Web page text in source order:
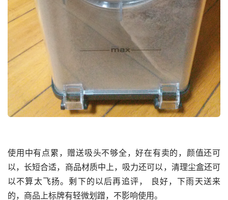
使用中有点累，赠送吸头不够全，好在有卖的，颜值还可
以，长短合适，商品材质中上，吸力还可以，清理尘盒还可
以不算太飞扬。剩下的以后再追评， 良好，下雨天送来
的，商品上标牌有轻微划蹭，不影响使用。